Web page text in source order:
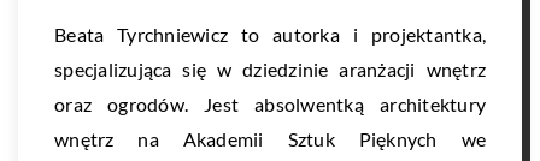
Beata Tyrchniewicz to autorka i projektantka,
specjalizująca się w dziedzinie aranżacji wnętrz
oraz ogrodów. Jest absolwentką architektury
wnętrz na Akademii Sztuk Pięknych we